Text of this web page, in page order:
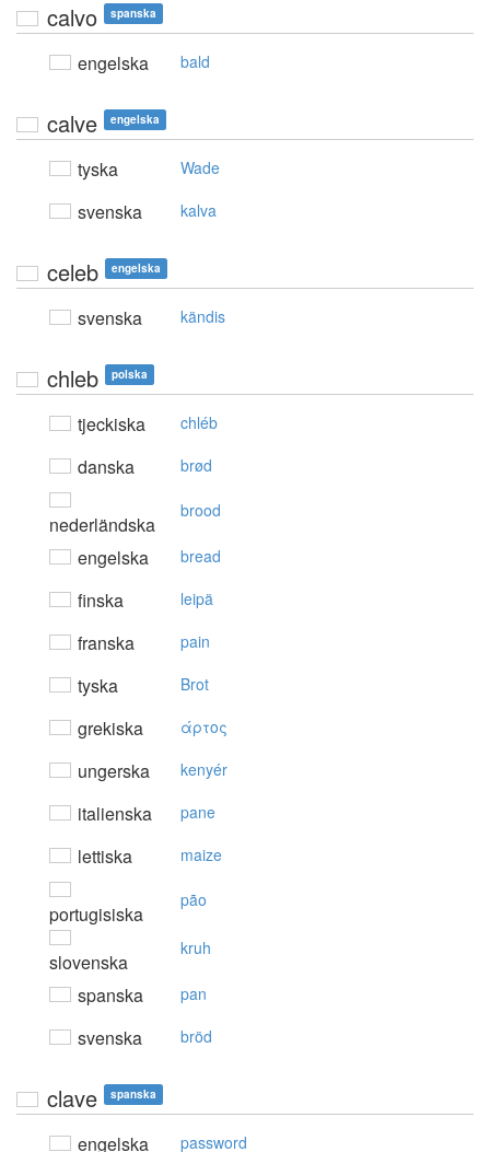
calvo spanska
engelska bald
calve engelska
tyska Wade
svenska kalva
celeb engelska
svenska kändis
chleb polska
tjeckiska chléb
danska brød
nederländska
brood
engelska bread
finska leipä
franska pain
tyska Brot
grekiska άρτoς
ungerska kenyér
italienska pane
lettiska maize
portugisiska
pão
slovenska
kruh
spanska pan
svenska bröd
clave spanska
engelska password